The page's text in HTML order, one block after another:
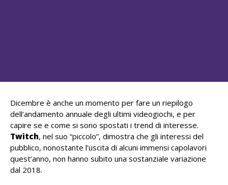
Dicembre è anche un momento per fare un riepilogo
dell’andamento annuale degli ultimi videogiochi, e per
capire se e come si sono spostati i trend di interesse.
Twitch, nel suo “piccolo”, dimostra che gli interessi del
pubblico, nonostante l’uscita di alcuni immensi capolavori
quest’anno, non hanno subito una sostanziale variazione
dal 2018.